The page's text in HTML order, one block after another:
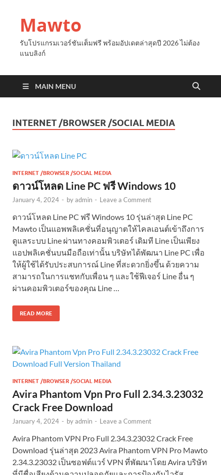
Mawto
รับโปรแกรมเวอร์ชันเต็มฟรี พร้อมอัปเดตล่าสุดปี 2026 ไม่ต้อง
แนบลิงก์
MAIN MENU
INTERNET /BROWSER /SOCIAL MEDIA
INTERNET /BROWSER /SOCIAL MEDIA
ดาวน์โหลด Line PC ฟรี Windows 10
January 4, 2024 - byadmin - Leave a Comment
ดาวน์โหลด Line PC ฟรี Windows 10 รุ่นล่าสุด Line PC
Mawto เป็นแอพพลิเคชั่นที่อนุญาตให้ไคลเอนต์เข้าถึงการ
ดูแลระบบ Line ผ่านทางคอมพิวเตอร์ เดิมที Line เป็นเพียง
แอปพลิเคชั่นบนมือถือเท่านั้น บริษัทได้พัฒนา Line PC เพื่อ
ให้ผู้ใช้ได้รับประสบการณ์ Line ที่สะดวกยิ่งขึ้น ด้วยความ
สามารถในการแชทกับเพื่อน ๆ และใช้ฟีเจอร์ Line อื่น ๆ
ผ่านคอมพิวเตอร์ของคุณ Line …
READ MORE
INTERNET /BROWSER /SOCIAL MEDIA
Avira Phantom Vpn Pro Full 2.34.3.23032
Crack Free Download
January 4, 2024 - byadmin - Leave a Comment
Avira Phantom VPN Pro Full 2.34.3.23032 Crack Free
Download รุ่นล่าสุด 2023 Avira Phantom VPN Pro Mawto
2.34.3.23032 เป็นซอฟต์แวร์ VPN ที่พัฒนาโดย Avira บริษัท